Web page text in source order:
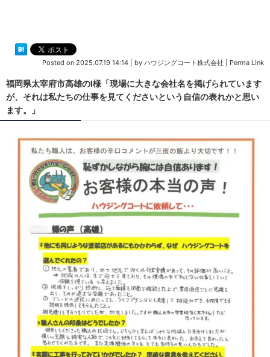
Posted on 2025.07.19 14:14 by ハウジングコート株式会社 Perma Link
福岡県太宰府市高雄のI様「現場に大きな会社名を掲げられています
が、それは私たちの仕事を見てくださいという自信の表れかと思い
ます。」